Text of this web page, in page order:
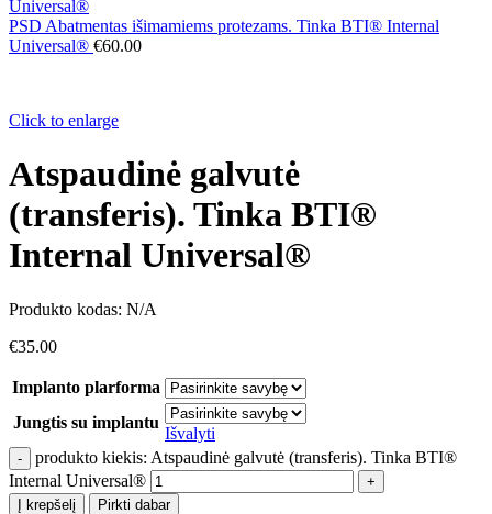
PSD Abatmentas išimamiems protezams. Tinka BTI® Internal
Universal® €60.00
Click to enlarge
Atspaudinė galvutė
(transferis). Tinka BTI®
Internal Universal®
Produkto kodas: N/A
€35.00
Implanto plarforma
Jungtis su implantu
Išvalyti
produkto kiekis: Atspaudinė galvutė (transferis). Tinka BTI®
Internal Universal®
Į krepšelį Pirkti dabar